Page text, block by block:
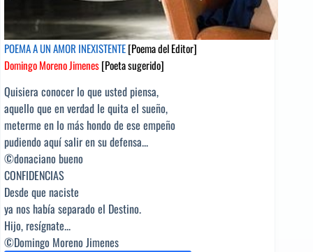
POEMA A UN AMOR INEXISTENTE[Poema del Editor]
Domingo Moreno Jimenes[Poeta sugerido]
Quisiera conocer lo que usted piensa,
aquello que en verdad le quita el sueño,
meterme en lo más hondo de ese empeño
pudiendo aquí salir en su defensa...
©donaciano bueno
CONFIDENCIAS
Desde que naciste
ya nos había separado el Destino.
Hijo, resígnate...
©Domingo Moreno Jimenes